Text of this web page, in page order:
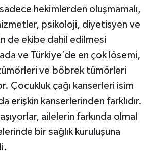
hekimlerden oluşmamalı,
psikoloji, diyetisyen ve
de ekibe dahil edilmesi
ve Türkiye’de en çok lösemi,
ve böbrek tümörleri
Çocukluk çağı kanserleri isim
erişkin kanserlerinden farklıdır.
ailelerin farkında olmal
bir sağlık kuruluşuna